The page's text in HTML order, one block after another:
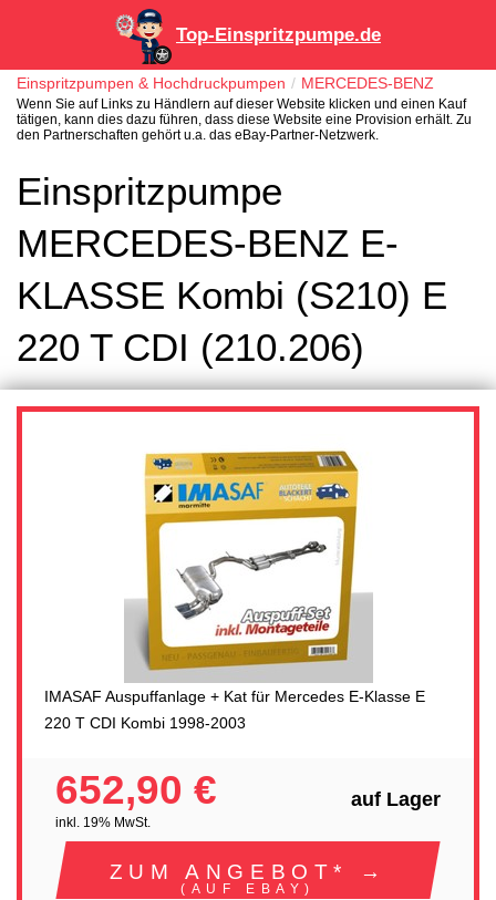
Top-Einspritzpumpe.de
Einspritzpumpen & Hochdruckpumpen MERCEDES-BENZ
Wenn Sie auf Links zu Händlern auf dieser Website klicken und einen Kauf
tätigen, kann dies dazu führen, dass diese Website eine Provision erhält. Zu
den Partnerschaften gehört u.a. das eBay-Partner-Netzwerk.
Einspritzpumpe
MERCEDES-BENZ E-
KLASSE Kombi (S210) E
220 T CDI (210.206)
IMASAF Auspuffanlage + Kat für Mercedes E-Klasse E
220 T CDI Kombi 1998-2003
652,90 €
inkl. 19% MwSt.
auf Lager
ZUM ANGEBOT* →
(AUF EBAY)